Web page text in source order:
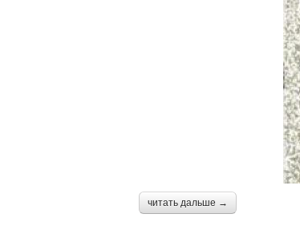
читать дальше →